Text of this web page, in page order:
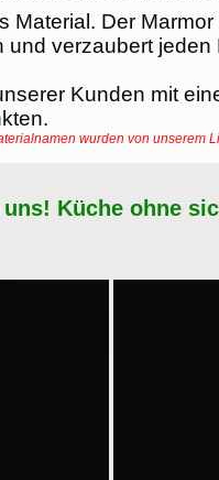
Material. Der
und verzaubert jeden
Kunden mit
wurden von unserem
Küche ohne